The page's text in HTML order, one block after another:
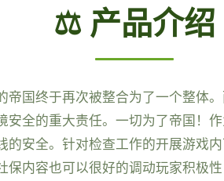
⚖️ 产品介绍
国终于再次被整合为了一个整体
全的重大责任。一切为了帝国！
安全。针对检查工作的开展游戏
内容也可以很好的调动玩家积极